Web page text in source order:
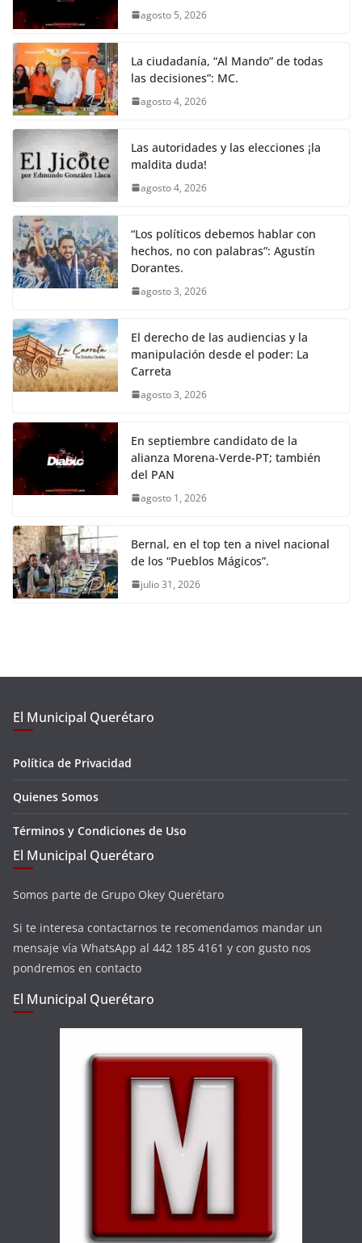
agosto 5, 2026
La ciudadanía, “Al Mando” de todas
las decisiones”: MC.
agosto 4, 2026
Las autoridades y las elecciones ¡la
maldita duda!
agosto 4, 2026
“Los políticos debemos hablar con
hechos, no con palabras”: Agustín
Dorantes.
agosto 3, 2026
El derecho de las audiencias y la
manipulación desde el poder: La
Carreta
agosto 3, 2026
En septiembre candidato de la
alianza Morena-Verde-PT; también
del PAN
agosto 1, 2026
Bernal, en el top ten a nivel nacional
de los “Pueblos Mágicos”.
julio 31, 2026
El Municipal Querétaro
Política de Privacidad
Quienes Somos
Términos y Condiciones de Uso
El Municipal Querétaro
Somos parte de Grupo Okey Querétaro
Si te interesa contactarnos te recomendamos mandar un
mensaje vía WhatsApp al 442 185 4161 y con gusto nos
pondremos en contacto
El Municipal Querétaro